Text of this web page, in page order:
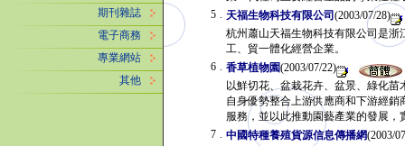
期刊雜誌
電子商務
專業網站
其他
5 . 天福生物科技有限公司 (2003/07/28)
杭州蕭山天福生物科技有限公司是浙
工、貿一體化經營企業。
6 . 香草植物園(2003/07/22)
以鮮切花、盆栽花卉、盆景、綠化
自身優勢整合上游供應商和下游經
服務，並以此推動園藝產業的發展
7 . 中國特種養殖貨源信息傳播網(2003/